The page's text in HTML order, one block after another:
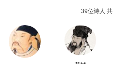
39位诗人